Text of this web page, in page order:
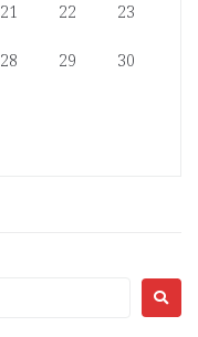
21 22 23
28 29 30